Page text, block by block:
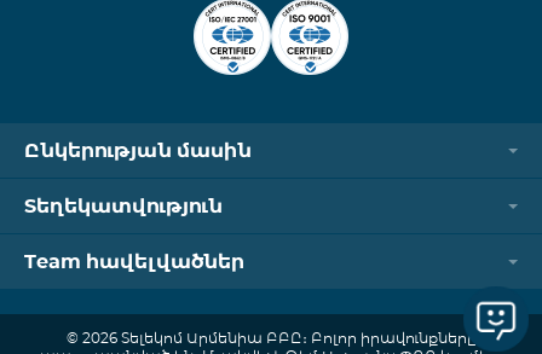
Ընկերության մասին
Տեղեկատվություն
Team հավելվածներ
© 2026 Տելեկոմ Արմենիա ԲԲԸ։ Բոլոր իրավունքները